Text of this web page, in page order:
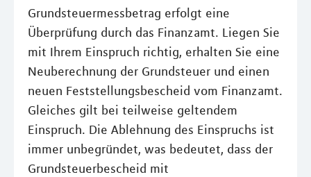
Grundsteuermessbetrag erfolgt eine
Überprüfung durch das Finanzamt. Liegen Sie
mit Ihrem Einspruch richtig, erhalten Sie eine
Neuberechnung der Grundsteuer und einen
neuen Feststellungsbescheid vom Finanzamt.
Gleiches gilt bei teilweise geltendem
Einspruch. Die Ablehnung des Einspruchs ist
immer unbegründet, was bedeutet, dass der
Grundsteuerbescheid mit